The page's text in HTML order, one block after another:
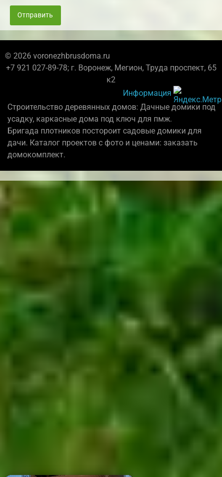
Отправить
© 2026 voronezhbrusdoma.ru
+7 921 027-89-78; г. Воронеж, Мегион, Труда проспект, 65
к2
Информация
Строительство деревянных домов: Дачные домики под
усадку, каркасные дома под ключ для пмж.
Бригада плотников постороит садовые домики для
дачи. Каталог проектов с фото и ценами: заказать
домокомплект.